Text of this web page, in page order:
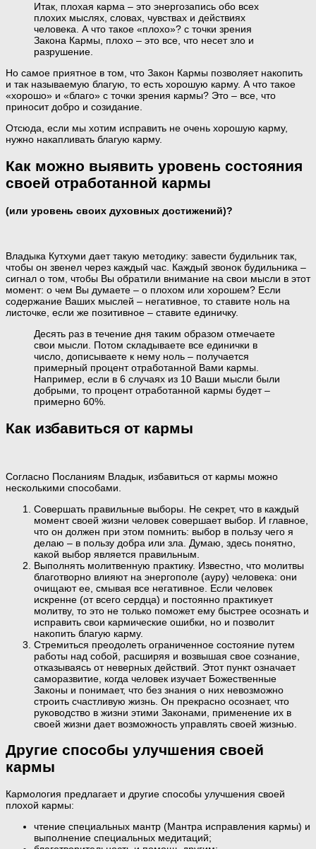
Итак, плохая карма – это энергозапись обо всех
плохих мыслях, словах, чувствах и действиях
человека. А что такое «плохо»? с точки зрения
Закона Кармы, плохо – это все, что несет зло и
разрушение.
Но самое приятное в том, что Закон Кармы позволяет накопить
и так называемую благую, то есть хорошую карму. А что такое
«хорошо» и «благо» с точки зрения кармы? Это – все, что
приносит добро и созидание.
Отсюда, если мы хотим исправить не очень хорошую карму,
нужно накапливать благую карму.
Как можно выявить уровень состояния
своей отработанной кармы
(или уровень своих духовных достижений)?
Владыка Кутхуми дает такую методику: завести будильник так,
чтобы он звенел через каждый час. Каждый звонок будильника –
сигнал о том, чтобы Вы обратили внимание на свои мысли в этот
момент: о чем Вы думаете – о плохом или хорошем? Если
содержание Ваших мыслей – негативное, то ставите ноль на
листочке, если же позитивное – ставите единичку.
Десять раз в течение дня таким образом отмечаете
свои мысли. Потом складываете все единички в
число, дописываете к нему ноль – получается
примерный процент отработанной Вами кармы.
Например, если в 6 случаях из 10 Ваши мысли были
добрыми, то процент отработанной кармы будет –
примерно 60%.
Как избавиться от кармы
Согласно Посланиям Владык, избавиться от кармы можно
несколькими способами.
Совершать правильные выборы. Не секрет, что в каждый
момент своей жизни человек совершает выбор. И главное,
что он должен при этом помнить: выбор в пользу чего я
делаю – в пользу добра или зла. Думаю, здесь понятно,
какой выбор является правильным.
Выполнять молитвенную практику. Известно, что молитвы
благотворно влияют на энергополе (ауру) человека: они
очищают ее, смывая все негативное. Если человек
искренне (от всего сердца) и постоянно практикует
молитву, то это не только поможет ему быстрее осознать и
исправить свои кармические ошибки, но и позволит
накопить благую карму.
Стремиться преодолеть ограниченное состояние путем
работы над собой, расширяя и возвышая свое сознание,
отказываясь от неверных действий. Этот пункт означает
саморазвитие, когда человек изучает Божественные
Законы и понимает, что без знания о них невозможно
строить счастливую жизнь. Он прекрасно осознает, что
руководство в жизни этими Законами, применение их в
своей жизни дает возможность управлять своей жизнью.
Другие способы улучшения своей
кармы
Кармология предлагает и другие способы улучшения своей
плохой кармы:
чтение специальных мантр (Мантра исправления кармы) и
выполнение специальных медитаций;